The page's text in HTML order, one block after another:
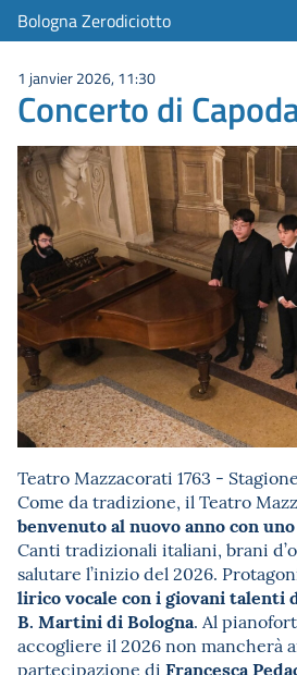
Bologna Zerodiciotto
1 janvier 2026, 11:30
Concerto di
Teatro Mazzacorati 1763 -
Come da tradizione, il Teatro
benvenuto al nuovo anno con
Canti tradizionali italiani, brani
salutare l’inizio del 2026.
lirico vocale con i giovani talenti
B. Martini di Bologna. Al
accogliere il 2026 non mancherà
partecipazione di Francesca